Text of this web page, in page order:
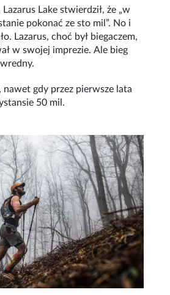
Lake stwierdził, że „w
pokonać ze sto mil”. No i
Lazarus, choć był biegaczem,
w swojej imprezie. Ale bieg
nawet gdy przez pierwsze lata
50 mil.